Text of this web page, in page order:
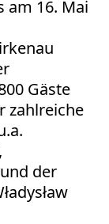
am 16. Mai
Gäste
zahlreiche
der